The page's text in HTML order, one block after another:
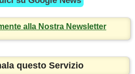
alla Nostra Newsletter
questo Servizio